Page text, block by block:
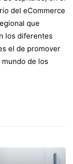
del eCommerce
que
los diferentes
el de promover
de los